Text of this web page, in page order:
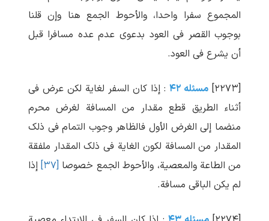
المجموع سفرا واحدا، والأحوط الجمع هنا وإن قلنا
بوجوب القصر فی العود بدعوی عدم عده مسافرا قبل
أن یشرع فی العود.
[۲۲۷۳] مسئله ۴۲
: إذا کان السفر لغایة لکن عرض فی
أثناء الطریق قطع مقدار من المسافة لغرض محرم
منضما إلی الغرض الأول فالظاهر وجوب التمام فی ذلک
المقدار من المسافة لکون الغایة فی ذلک المقدار ملفقة
من الطاعة والمعصیة، والأحوط الجمع خصوصا [۳۷]
إذا
لم یکن الباقی مسافة.